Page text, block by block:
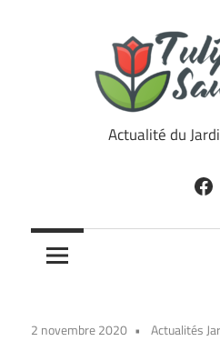
TulipesActualité du
2 novembre 2020 Actualités